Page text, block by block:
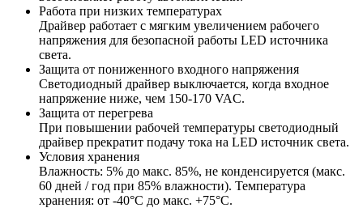
Работа при низких температурах
Драйвер работает с мягким увеличением рабочего
напряжения для безопасной работы LED источника
света.
Защита от пониженного входного напряжения
Светодиодный драйвер выключается, когда входное
напряжение ниже, чем 150-170 VAC.
Защита от перегрева
При повышении рабочей температуры светодиодный
драйвер прекратит подачу тока на LED источник света.
Условия хранения
Влажность: 5% до макс. 85%, не конденсируется (макс.
60 дней / год при 85% влажности). Температура
хранения: от -40°С до макс. +75°С.